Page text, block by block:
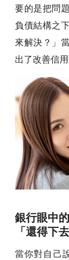
要的是把問
負債結構之
來解決？」
出了改善信
銀行眼中
「還得下
當你對自己